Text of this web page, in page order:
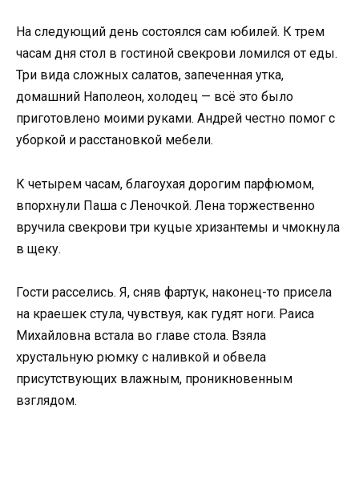
На следующий день состоялся сам юбилей. К трем
часам дня стол в гостиной свекрови ломился от еды.
Три вида сложных салатов, запеченная утка,
домашний Наполеон, холодец — всё это было
приготовлено моими руками. Андрей честно помог с
уборкой и расстановкой мебели.
К четырем часам, благоухая дорогим парфюмом,
впорхнули Паша с Леночкой. Лена торжественно
вручила свекрови три куцые хризантемы и чмокнула
в щеку.
Гости расселись. Я, сняв фартук, наконец-то присела
на краешек стула, чувствуя, как гудят ноги. Раиса
Михайловна встала во главе стола. Взяла
хрустальную рюмку с наливкой и обвела
присутствующих влажным, проникновенным
взглядом.